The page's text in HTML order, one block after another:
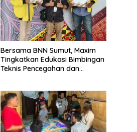
Bersama BNN Sumut, Maxim
Tingkatkan Edukasi Bimbingan
Teknis Pencegahan dan